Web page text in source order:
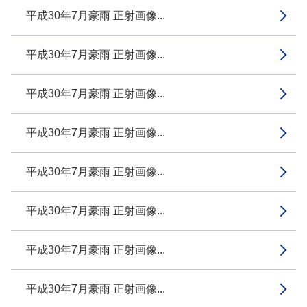
平成30年7月豪雨 正射画像...
平成30年7月豪雨 正射画像...
平成30年7月豪雨 正射画像...
平成30年7月豪雨 正射画像...
平成30年7月豪雨 正射画像...
平成30年7月豪雨 正射画像...
平成30年7月豪雨 正射画像...
平成30年7月豪雨 正射画像...